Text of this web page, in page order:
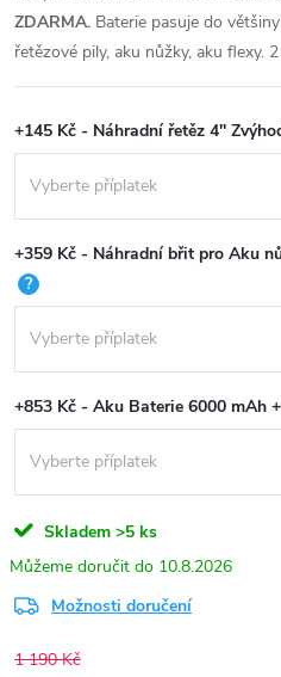
ZDARMA. Baterie pasuje do
řetězové pily, aku nůžky, aku flexy.
+145 Kč - Náhradní řetěz 4''
+359 Kč - Náhradní břit pro Aku
?
+853 Kč - Aku Baterie 6000 mAh
Skladem >5 ks
10.8.2026
Možnosti doručení
1 190 Kč